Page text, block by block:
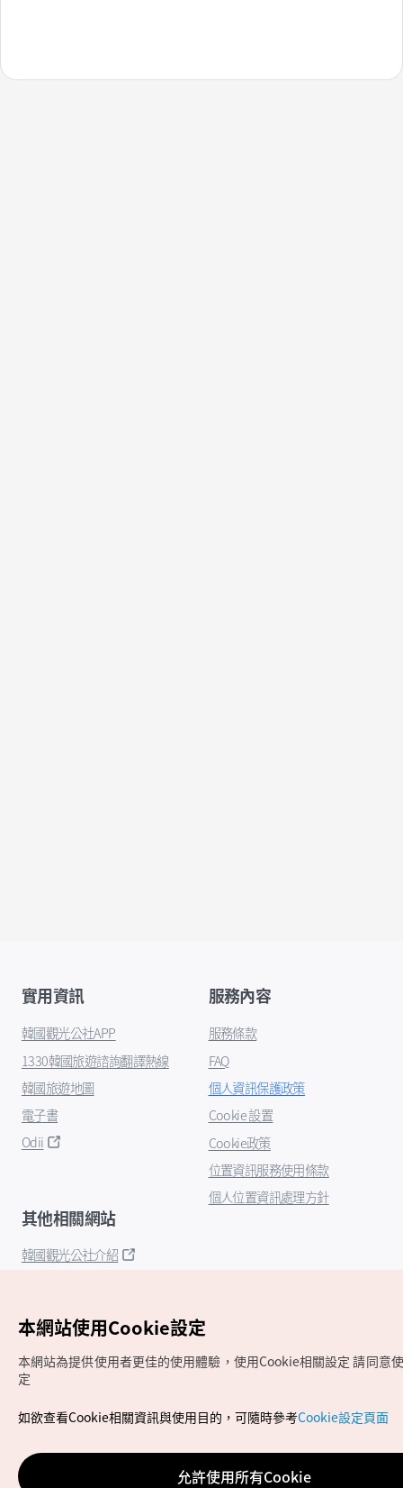
實用資訊
韓國觀光公社APP
1330韓國旅遊諮詢翻譯熱線
韓國旅遊地圖
電子書
Odii
服務內容
服務條款
FAQ
個人資訊保護政策
Cookie 設置
Cookie政策
位置資訊服務使用條款
個人位置資訊處理方針
其他相關網站
韓國觀光公社介紹
Copyrights (c) 韓國觀光公社版權所有
如有相關疑問或建議，歡迎來信至官方信箱
chinese_big5@knto.or.kr
本網站使用Cookie設定
本網站為提供使用者更佳的使用體驗，使用Cookie相關設定 請同意
定
如欲查看Cookie相關資訊與使用目的，可隨時參考Cookie設定頁面
允許使用所有Cookie